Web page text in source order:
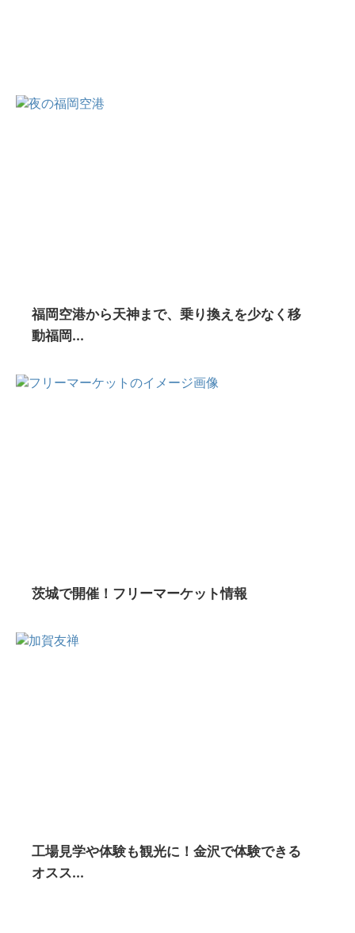
福岡空港から天神まで、乗り換えを少なく移
動福岡...
茨城で開催！フリーマーケット情報
工場見学や体験も観光に！金沢で体験できる
オスス...